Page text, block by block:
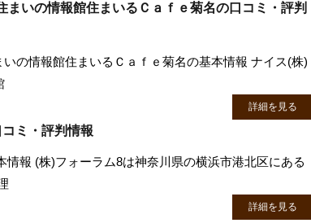
いの情報館住まいるＣａｆｅ菊名の口コミ・評判
の情報館住まいるＣａｆｅ菊名の基本情報 ナイス(株)
詳細を見る
ミ・評判情報
情報 (株)フォーラム8は神奈川県の横浜市港北区にある
詳細を見る